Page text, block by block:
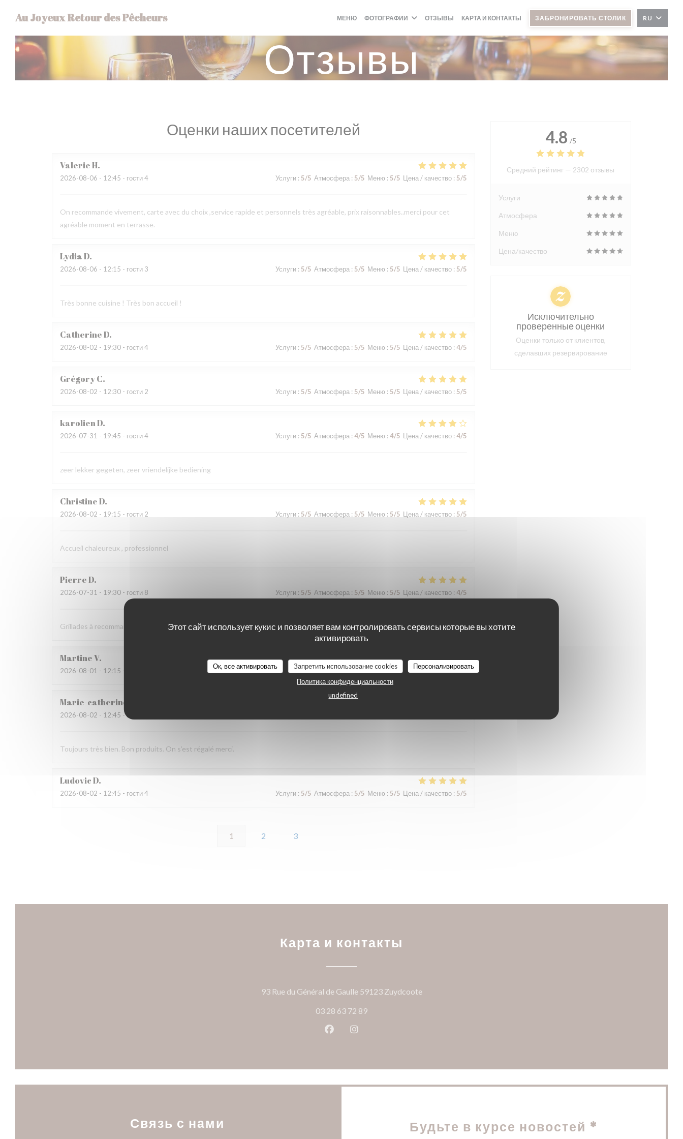
Этот сайт использует кукис и позволяет вам контролировать сервисы которые вы хотите
активировать
Ок, все активировать Запретить использование cookies
Персонализировать
Политика конфиденциальности
undefined
Au Joyeux Retour des Pêcheurs МЕНЮ ФОТОГРАФИИ ОТЗЫВЫ КАРТА И КОНТАКТЫ ЗАБРОНИРОВАТЬ СТОЛИК RU
Отзывы
Оценки наших посетителей
ValerieH
2026-08-06 - 12:45 - гости 4 Услуги: 5/5 Атмосфера : 5/5 Меню : 5/5 Цена / качество: 5/5
On recommande vivement, carte avec du choix ,service rapide et personnels très agréable, prix raisonnables..merci pour cet
agréable moment en terrasse.
LydiaD
2026-08-06 - 12:15 - гости 3 Услуги: 5/5 Атмосфера : 5/5 Меню : 5/5 Цена / качество: 5/5
Très bonne cuisine ! Très bon accueil !
CatherineD
2026-08-02 - 19:30 - гости 4 Услуги: 5/5 Атмосфера : 5/5 Меню : 5/5 Цена / качество: 4/5
GrégoryC
2026-08-02 - 12:30 - гости 2 Услуги: 5/5 Атмосфера : 5/5 Меню : 5/5 Цена / качество: 5/5
karolienD
2026-07-31 - 19:45 - гости 4 Услуги: 5/5 Атмосфера : 4/5 Меню : 4/5 Цена / качество: 4/5
zeer lekker gegeten, zeer vriendelijke bediening
ChristineD
2026-08-02 - 19:15 - гости 2 Услуги: 5/5 Атмосфера : 5/5 Меню : 5/5 Цена / качество: 5/5
Accueil chaleureux , professionnel
PierreD
2026-07-31 - 19:30 - гости 8 Услуги : 5/5 Атмосфера : 5/5 Меню : 5/5 Цена / качество: 4/5
Grillades à recommander
MartineV
2026-08-01 - 12:15 - гости 2 Услуги:5/5 Атмосфера:4/5 Меню:5/5 Цена / качество:5/5
Marie-catherine
2026-08-02 - 12:45 - гости 4
Toujours très bien. Bon produits. On s’est régalé merci.
LudovicD
2026-08-02 - 12:45 - гости 4 Услуги: 5/5 Атмосфера : 5/5 Меню : 5/5 Цена / качество: 5/5
1 2 3
4.8 /5
Средний рейтинг — 2302 отзывы
Услуги
Атмосфера
Меню
Цена/качество
Исключительно
проверенные оценки
Оценки только от клиентов,
сделавших резервирование
Карта и контакты
93 Rue du Général de Gaulle 59123 Zuydcoote((открывается в новом окне))
03 28 63 72 89
Facebook ((открывается в новом окне))
Instagram ((открывается в новом окне))
Связь с нами Будьте в курсе новостей *